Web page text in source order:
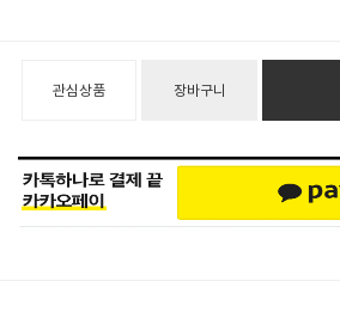
관심상품 장바구니